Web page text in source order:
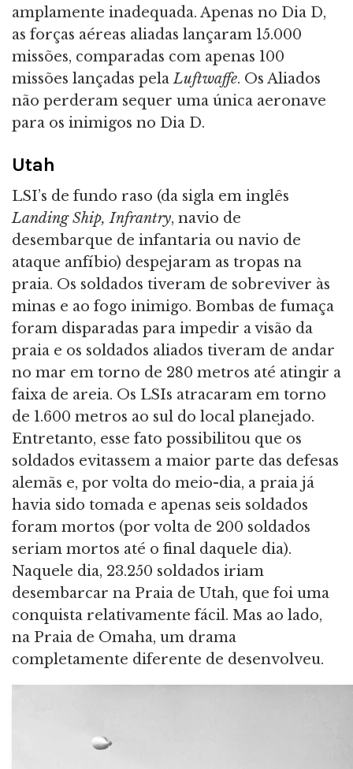
amplamente inadequada. Apenas no Dia D,
as forças aéreas aliadas lançaram 15.000
missões, comparadas com apenas 100
missões lançadas pelaLuftwaffe. Os Aliados
não perderam sequer uma única aeronave
para os inimigos no Dia D.
Utah
LSI’s de fundo raso (da sigla em inglês
Landing Ship, Infrantry, navio de
desembarque de infantaria ou navio de
ataque anfíbio) despejaram as tropas na
praia. Os soldados tiveram de sobreviver às
minas e ao fogo inimigo. Bombas de fumaça
foram disparadas para impedir a visão da
praia e os soldados aliados tiveram de andar
no mar em torno de 280 metros até atingir a
faixa de areia. Os LSIs atracaram em torno
de 1.600 metros ao sul do local planejado.
Entretanto, esse fato possibilitou que os
soldados evitassem a maior parte das defesas
alemãs e, por volta do meio-dia, a praia já
havia sido tomada e apenas seis soldados
foram mortos (por volta de 200 soldados
seriam mortos até o final daquele dia).
Naquele dia, 23.250 soldados iriam
desembarcar na Praia de Utah, que foi uma
conquista relativamente fácil. Mas ao lado,
na Praia de Omaha, um drama
completamente diferente de desenvolveu.